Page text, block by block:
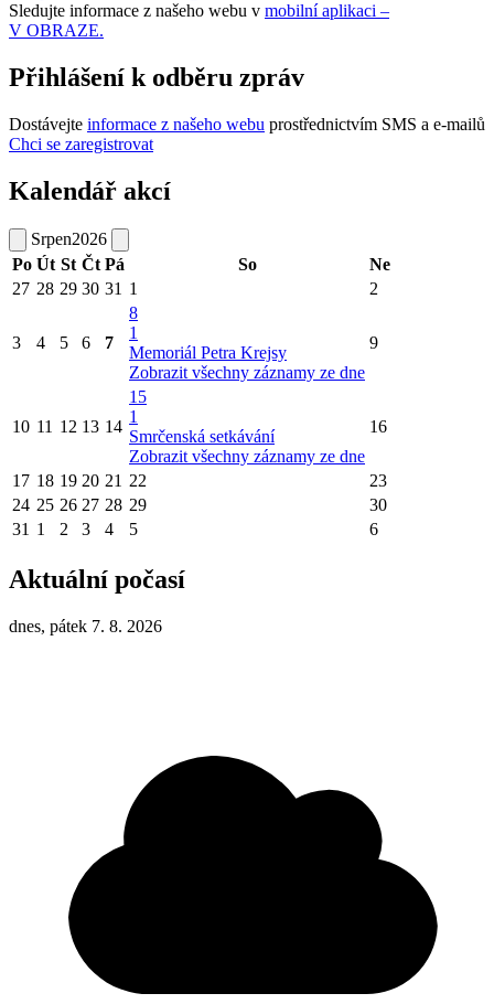
Sledujte informace z našeho webu v mobilní aplikaci –
V OBRAZE.
Přihlášení k odběru zpráv
Dostávejte informace z našeho webu prostřednictvím SMS a e-mailů
Chci se zaregistrovat
Kalendář akcí
Srpen2026
Po Út St Čt Pá So
Ne
27 28 29 30 31 1 2
3 4 5 6 7
8
1
Memoriál Petra Krejsy
Zobrazit všechny záznamy ze dne
9
10 11 12 13 14
15
1
Smrčenská setkávání
Zobrazit všechny záznamy ze dne
16
17 18 19 20 21 22
23
24 25 26 27 28 29
30
31 1 2 3 4 5 6
Aktuální počasí
dnes, pátek 7. 8. 2026